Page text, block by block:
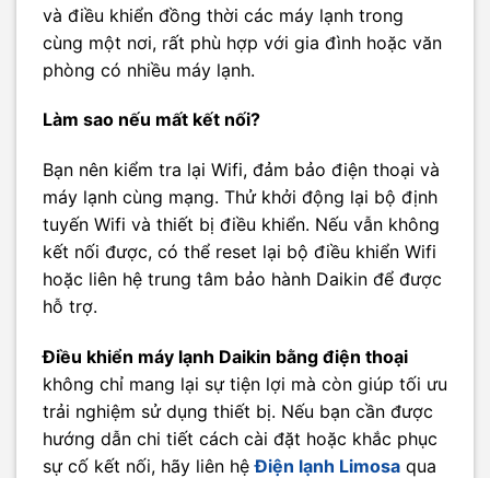
và điều khiển đồng thời các máy lạnh trong
cùng một nơi, rất phù hợp với gia đình hoặc văn
phòng có nhiều máy lạnh.
Làm sao nếu mất kết nối?
Bạn nên kiểm tra lại Wifi, đảm bảo điện thoại và
máy lạnh cùng mạng. Thử khởi động lại bộ định
tuyến Wifi và thiết bị điều khiển. Nếu vẫn không
kết nối được, có thể reset lại bộ điều khiển Wifi
hoặc liên hệ trung tâm bảo hành Daikin để được
hỗ trợ.
Điều khiển máy lạnh Daikin bằng điện thoại
không chỉ mang lại sự tiện lợi mà còn giúp tối ưu
trải nghiệm sử dụng thiết bị. Nếu bạn cần được
hướng dẫn chi tiết cách cài đặt hoặc khắc phục
sự cố kết nối, hãy liên hệĐiện lạnh Limosa qua